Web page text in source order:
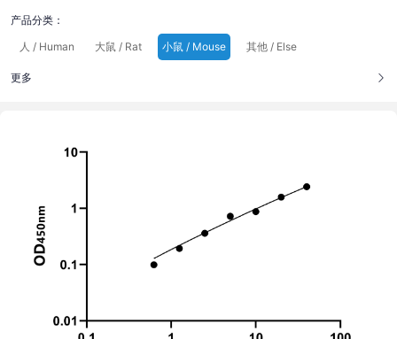
产品分类：
人 / Human
大鼠 / Rat 小鼠 / Mouse 其他 / Else
更多